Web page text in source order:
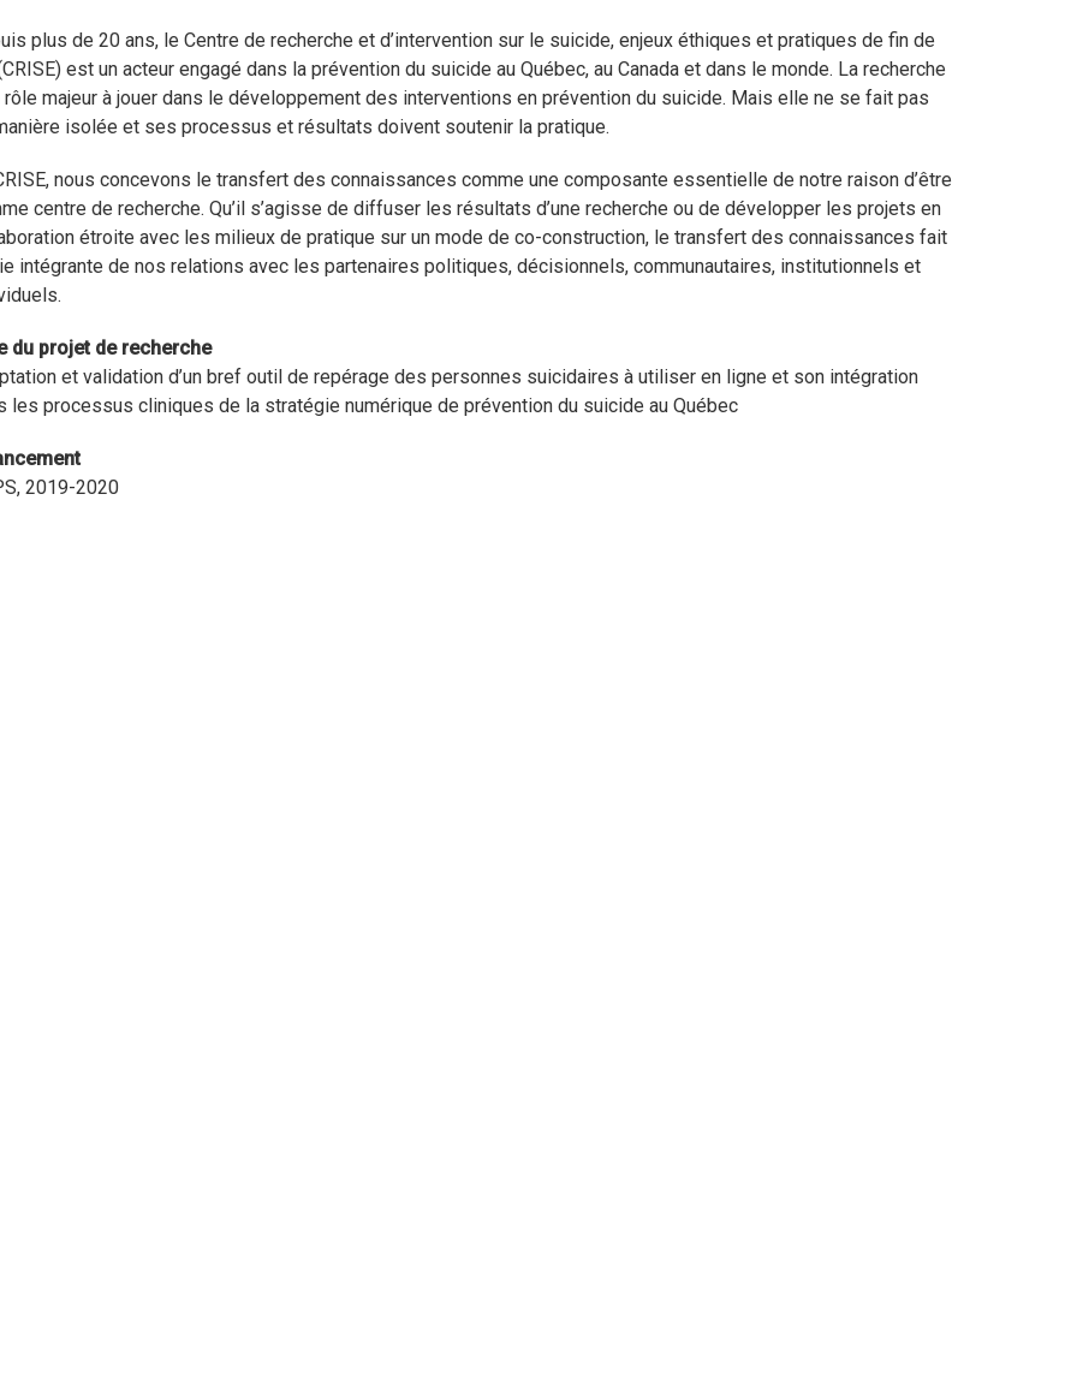
plus de 20 ans, le Centre de recherche et d’intervention sur le suicide, enjeux éthiques et pratiques de fin de
est un acteur engagé dans la prévention du suicide au Québec, au Canada et dans le monde. La recherche
rôle majeur à jouer dans le développement des interventions en prévention du suicide. Mais elle ne se fait pas
isolée et ses processus et résultats doivent soutenir la pratique.
nous concevons le transfert des connaissances comme une composante essentielle de notre raison d’être
centre de recherche. Qu’il s’agisse de diffuser les résultats d’une recherche ou de développer les projets en
étroite avec les milieux de pratique sur un mode de co-construction, le transfert des connaissances fait
intégrante de nos relations avec les partenaires politiques, décisionnels, communautaires, institutionnels et
du projet de recherche
et validation d’un bref outil de repérage des personnes suicidaires à utiliser en ligne et son intégration
les processus cliniques de la stratégie numérique de prévention du suicide au Québec
2019-2020